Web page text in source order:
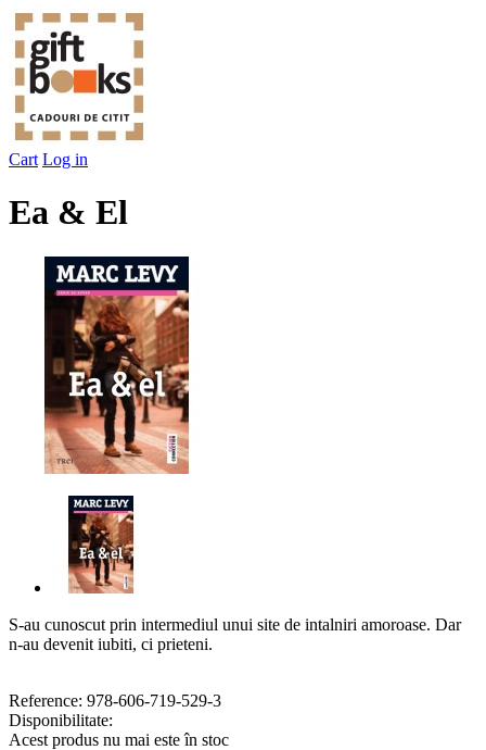
Cart Log in
Ea & El
S-au cunoscut prin intermediul unui site de intalniri amoroase. Dar
n-au devenit iubiti, ci prieteni.
Reference: 978-606-719-529-3
Disponibilitate:
Acest produs nu mai este în stoc